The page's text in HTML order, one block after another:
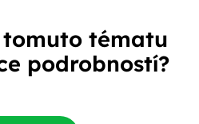
tomuto tématu
podrobností?